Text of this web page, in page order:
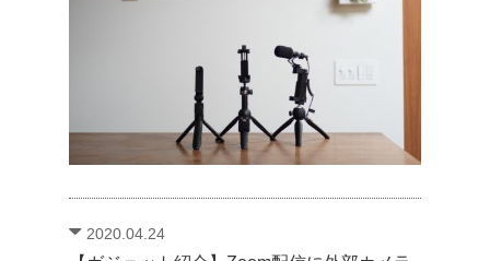
2020.04.24